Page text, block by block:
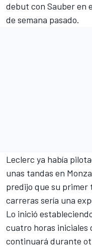
debut con Sauber en
de semana pasado.
Leclerc ya había
unas tandas en
predijo que su primer
carreras sería una
Lo inició
cuatro horas iniciales
continuará durante